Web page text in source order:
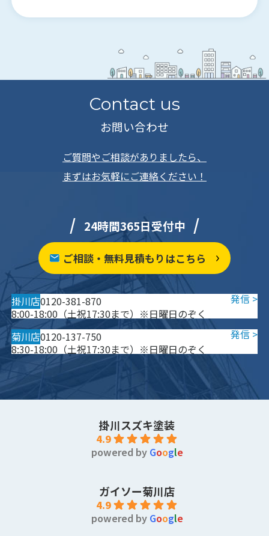
Contact us
お問い合わせ
ご質問やご相談がありましたら、
まずはお気軽にご連絡ください！
24時間365日受付中
ご相談・無料見積もりはこちら
掛川店0120-381-870
8:00-18:00（土祝17:30まで）※日曜日のぞく
菊川店0120-137-750
8:30-18:00（土祝17:30まで）※日曜日のぞく
掛川スズキ塗装
4.9
powered by Google
ガイソー菊川店
4.9
powered by Google